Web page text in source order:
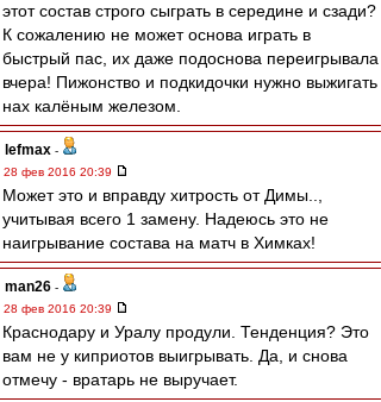
этот состав строго сыграть в середине и сзади?
К сожалению не может основа играть в
быстрый пас, их даже подоснова переигрывала
вчера! Пижонство и подкидочки нужно выжигать
нах калёным железом.
lefmax -
28 фев 2016 20:39
Может это и вправду хитрость от Димы..,
учитывая всего 1 замену. Надеюсь это не
наигрывание состава на матч в Химках!
man26 -
28 фев 2016 20:39
Краснодару и Уралу продули. Тенденция? Это
вам не у киприотов выигрывать. Да, и снова
отмечу - вратарь не выручает.